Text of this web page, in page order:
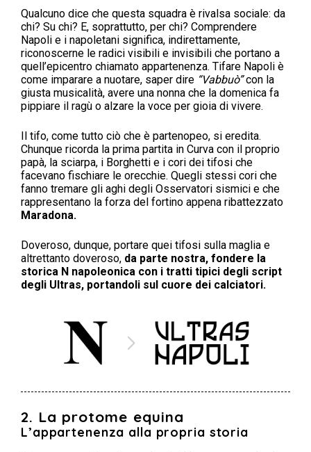
Qualcuno dice che questa squadra è rivalsa sociale: da
chi? Su chi? E, soprattutto, per chi? Comprendere
Napoli e i napoletani significa, indirettamente,
riconoscerne le radici visibili e invisibili che portano a
quell’epicentro chiamato appartenenza. Tifare Napoli è
come imparare a nuotare, saper dire “Vabbuò”con la
giusta musicalità, avere una nonna che la domenica fa
pippiare il ragù o alzare la voce per gioia di vivere.
Il tifo, come tutto ciò che è partenopeo, si eredita.
Chunque ricorda la prima partita in Curva con il proprio
papà, la sciarpa, i Borghetti e i cori dei tifosi che
facevano fischiare le orecchie. Quegli stessi cori che
fanno tremare gli aghi degli Osservatori sismici e che
rappresentano la forza del fortino appena ribattezzato
Maradona.
Doveroso, dunque, portare quei tifosi sulla maglia e
altrettanto doveroso, da parte nostra, fondere la
storica N napoleonica con i tratti tipici degli script
degli Ultras, portandoli sul cuore dei calciatori.
2. La protome equina
L’appartenenza alla propria storia